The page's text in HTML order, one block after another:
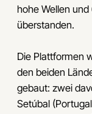
hohe Wellen
überstanden.
Die Plattformen
den beiden
gebaut: zwei
Setúbal